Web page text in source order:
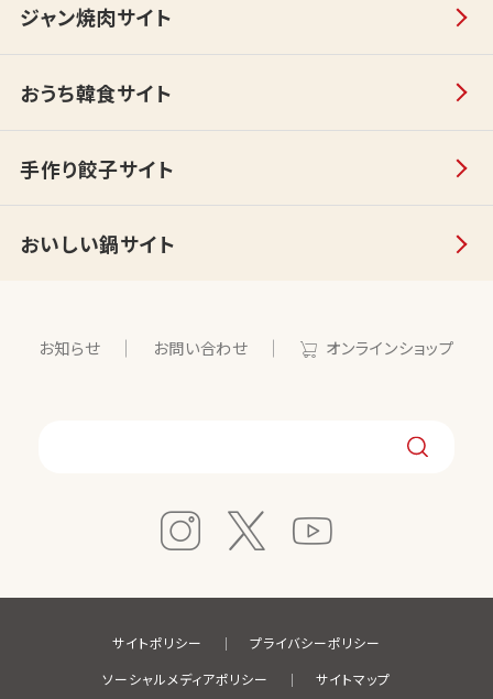
ジャン焼肉サイト
おうち韓食サイト
手作り餃子サイト
おいしい鍋サイト
お知らせ お問い合わせ オンラインショップ
サイトポリシー
プライバシーポリシー
ソーシャルメディアポリシー
サイトマップ